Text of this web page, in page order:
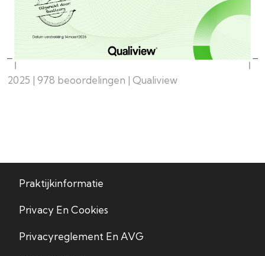
2025 | 978 beoordelingen | Qualiview
Praktijkinformatie
Privacy En Cookies
Privacyreglement En AVG